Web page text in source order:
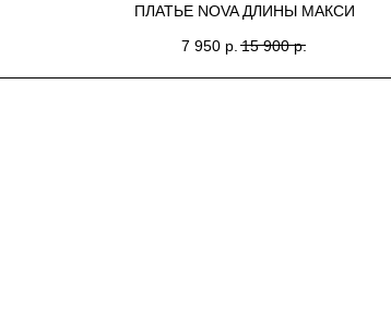
ПЛАТЬЕ NOVA ДЛИНЫ МАКСИ
7 950 р. 15 900 р.